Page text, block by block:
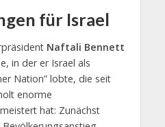
für Israel
Naftali Bennett
in der er Israel als
Nation” lobte, die seit
enorme
hat: Zunächst